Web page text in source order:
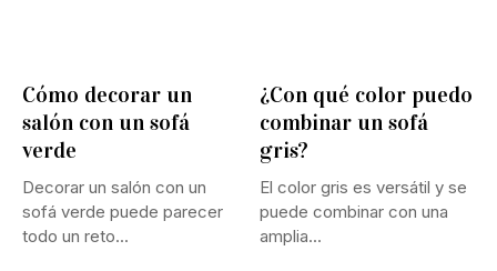
Cómo decorar un
salón con un sofá
verde
Decorar un salón con un
sofá verde puede parecer
todo un reto...
¿Con qué color puedo
combinar un sofá
gris?
El color gris es versátil y se
puede combinar con una
amplia...